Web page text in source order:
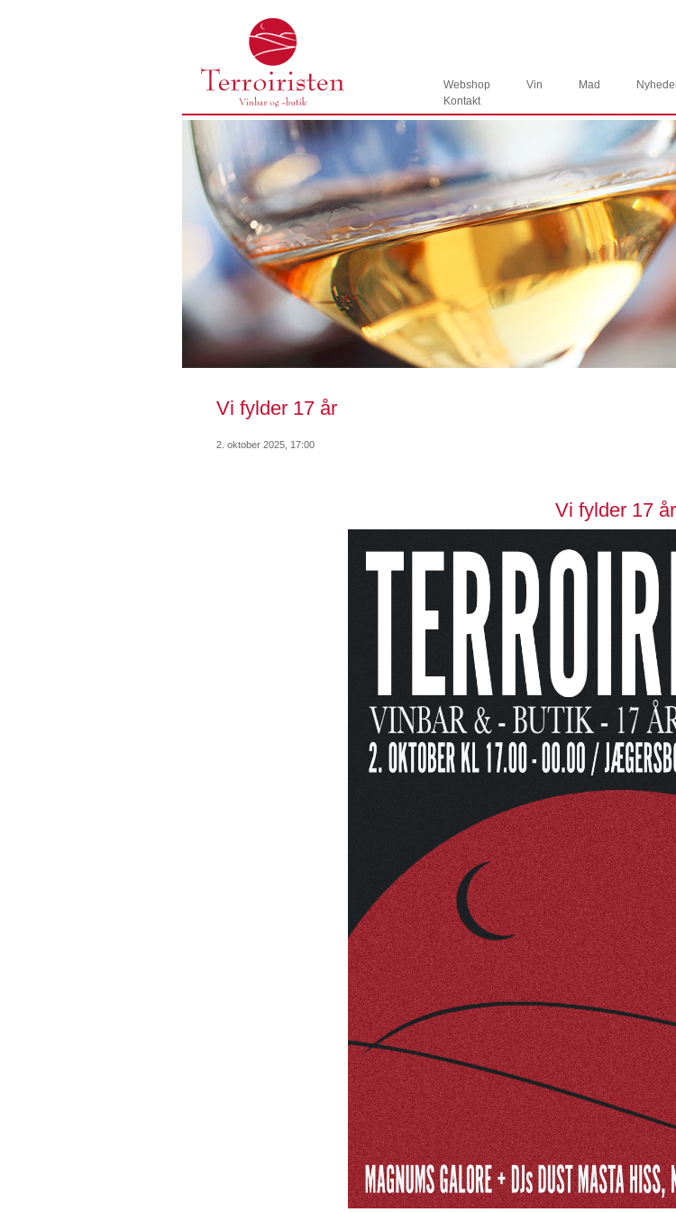
Webshop Vin Mad
Kontakt
Vi fylder 17 år
2. oktober 2025, 17:00
Vi fylder 17